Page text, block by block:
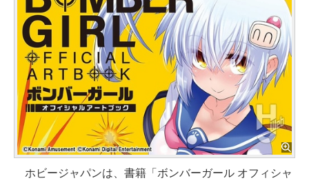
ホビージャパンは、書籍「ボンバーガール オフィシャ